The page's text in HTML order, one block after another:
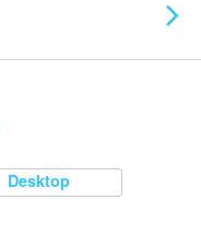
Desktop